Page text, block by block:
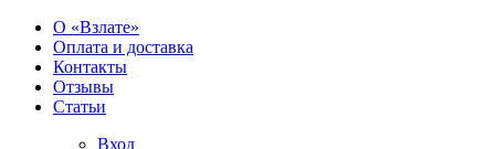
О «Взлате»
Оплата и доставка
Контакты
Отзывы
Статьи
Вход